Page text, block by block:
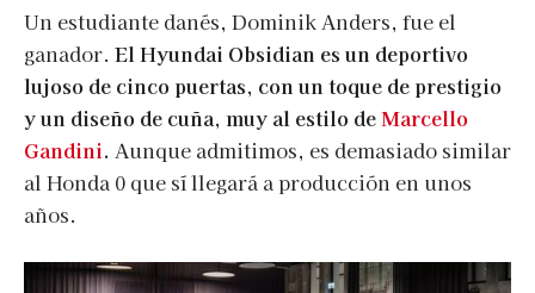
Un estudiante danés, Dominik Anders, fue el
ganador. El Hyundai Obsidian es un deportivo
lujoso de cinco puertas, con un toque de prestigio
y un diseño de cuña, muy al estilo deMarcello
Gandini. Aunque admitimos, es demasiado similar
al Honda 0 que sí llegará a producción en unos
años.